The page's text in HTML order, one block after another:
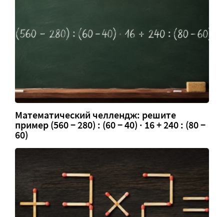
Математический челлендж: решите
пример (560 − 280) : (60 − 40) · 16 + 240 : (80 −
60)